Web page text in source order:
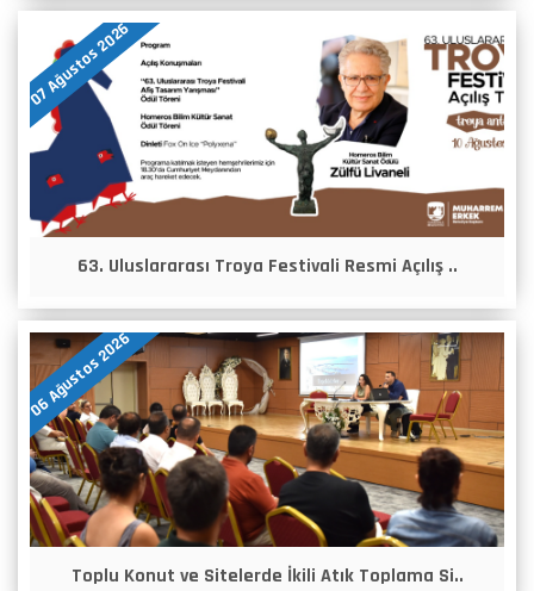
07 Ağustos 2026
63. Uluslararası Troya Festivali Resmi Açılış ..
06 Ağustos 2026
Toplu Konut ve Sitelerde İkili Atık Toplama Si..